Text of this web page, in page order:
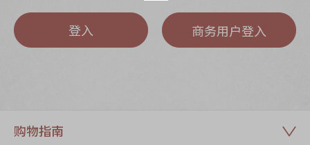
登入 商务用户登入
购物指南